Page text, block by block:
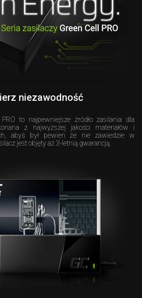
niezawodność
to najpewniejsze źródło zasilania dla
z najwyższej jakości materiałów i
abyś był pewien że nie zawiedzie w
jest objęty aż 3-letnią gwarancją.